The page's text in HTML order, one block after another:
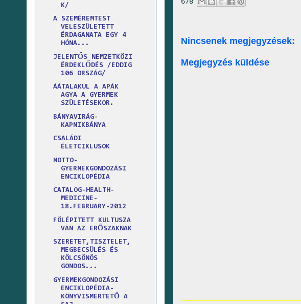
Nincsenek megjegyzések:
Megjegyzés küldése
K/
A SZEMÉREMTEST
VELESZÜLETETT
ÉRDAGANATA EGY 4
HÓNA...
JELENTŐS NEMZETKÖZI
ÉRDEKLŐDÉS /EDDIG
106 ORSZÁG/
ÁÁTALAKUL A APÁK
AGYA A GYERMEK
SZÜLETÉSEKOR.
BÁNYAVIRÁG-
KAPNIKBÁNYA
CSALÁDI
ÉLETCIKLUSOK
MOTTO-
GYERMEKGONDOZÁSI
ENCIKLOPÉDIA
CATALOG-HEALTH-
MEDICINE-
18.FEBRUARY-2012
FÖLÉPITETT KULTUSZA
VAN AZ ERŐSZAKNAK
SZERETET,TISZTELET,
MEGBECSÜLÉS ÉS
KÖLCSÖNÖS
GONDOS...
GYERMEKGONDOZÁSI
ENCIKLOPÉDIA-
KÖNYVISMERTETŐ A